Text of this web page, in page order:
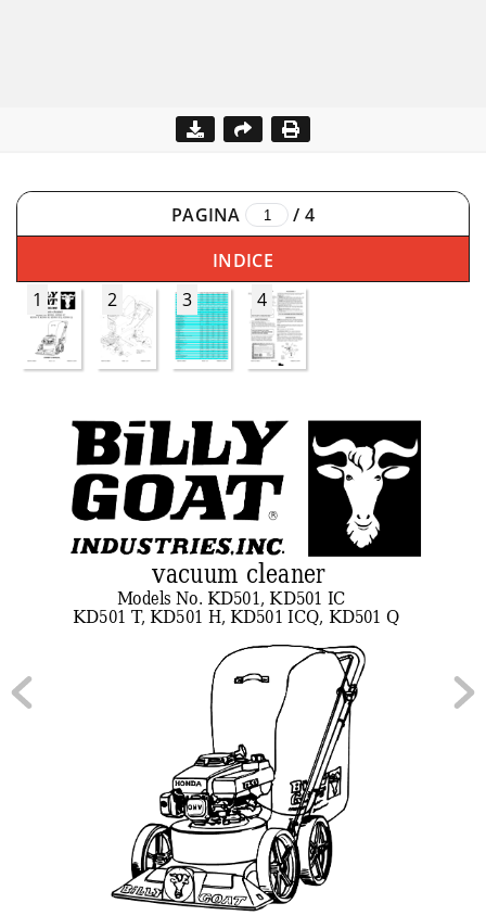
PAGINA / 4
INDICE
1
2 3 4
R
vacuum cleaner
Models No. KD501, KD501 IC
KD501 T, KD501 H, KD501 ICQ, KD501 Q